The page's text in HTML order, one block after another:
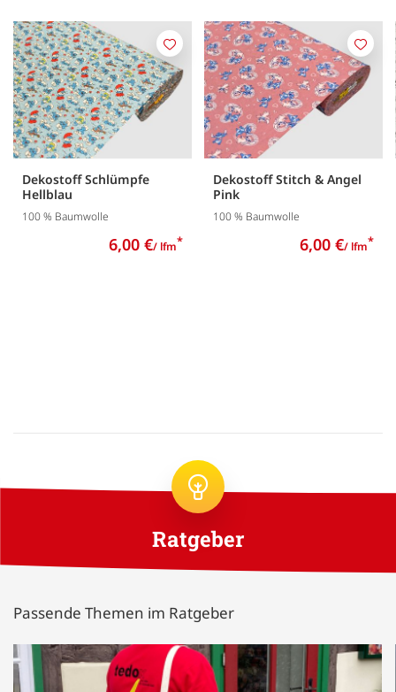
Dekostoff Schlümpfe
Hellblau
100 % Baumwolle
6,00 €/ lfm*
Merken
Dekostoff Stitch & Angel
Pink
100 % Baumwolle
6,00 €/ lfm*
Ratgeber
Passende Themen im Ratgeber